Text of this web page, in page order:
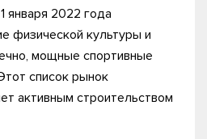
января 2022 года
физической культуры и
мощные спортивные
список рынок
активным строительством